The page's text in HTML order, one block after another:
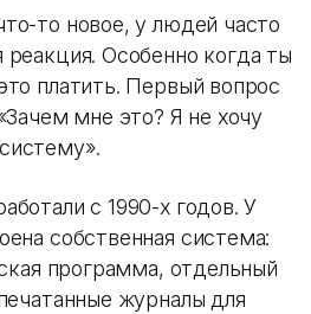
то новое, у людей часто
реакция. Особенно когда ты
платить. Первый вопрос
мне это? Я не хочу
с 1990-х годов. У
собственная система:
программа, отдельный
журналы для